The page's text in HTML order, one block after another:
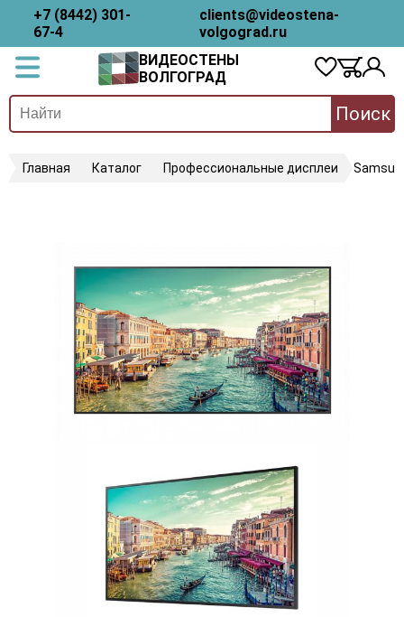
+7 (8442) 301-
67-4
clients@videostena-
volgograd.ru
ВИДЕОСТЕНЫ
ВОЛГОГРАД
Поиск
Главная Каталог Профессиональные дисплеи